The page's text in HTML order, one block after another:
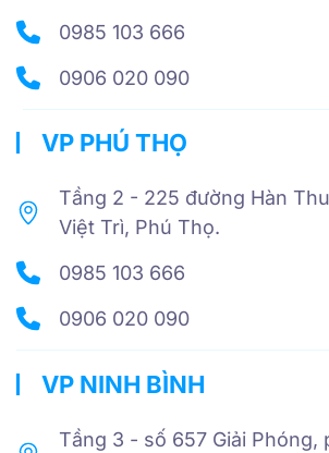
0985 103 666
0906 020 090
VP PHÚ THỌ
Tầng 2 - 225 đường Hàn
Việt Trì, Phú Thọ.
0985 103 666
0906 020 090
VP NINH BÌNH
Tầng 3 - số 657 Giải Phóng,